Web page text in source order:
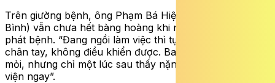
Trên giường bệnh, ông Phạm Bá Hiệp (53 tuổi, Ninh
Bình) vẫn chưa hết bàng hoàng khi nhớ lại khoảnh khắc
phát bệnh. “Đang ngồi làm việc thì tự nhiên tôi thấy tê
chân tay, không điều khiển được. Ban đầu nghĩ chắc do
mỏi, nhưng chỉ một lúc sau thấy nặng hơn nên tôi vào
viện ngay”.